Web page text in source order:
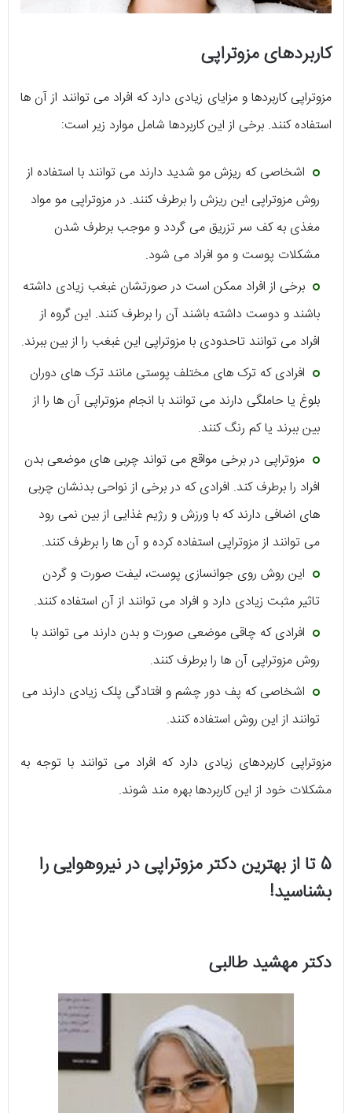
کاربردهای مزوتراپی
مزوتراپی کاربردها و مزایای زیادی دارد که افراد می توانند از آن ها
استفاده کنند. برخی از این کاربردها شامل موارد زیر است:
اشخاصی که ریزش مو شدید دارند می توانند با استفاده از
روش مزوتراپی این ریزش را برطرف کنند. در مزوتراپی مو مواد
مغذی به کف سر تزریق می گردد و موجب برطرف شدن
مشکلات پوست و مو افراد می شود.
برخی از افراد ممکن است در صورتشان غبغب زیادی داشته
باشند و دوست داشته باشند آن را برطرف کنند. این گروه از
افراد می توانند تاحدودی با مزوتراپی این غبغب را از بین ببرند.
افرادی که ترک های مختلف پوستی مانند ترک های دوران
بلوغ یا حاملگی دارند می توانند با انجام مزوتراپی آن ها را از
بین ببرند یا کم رنگ کنند.
مزوتراپی در برخی مواقع می تواند چربی های موضعی بدن
افراد را برطرف کند. افرادی که در برخی از نواحی بدنشان چربی
های اضافی دارند که با ورزش و رژیم غذایی از بین نمی رود
می توانند از مزوتراپی استفاده کرده و آن ها را برطرف کنند.
این روش روی جوانسازی پوست، لیفت صورت و گردن
تاثیر مثبت زیادی دارد و افراد می توانند از آن استفاده کنند.
افرادی که چاقی موضعی صورت و بدن دارند می توانند با
روش مزوتراپی آن ها را برطرف کنند.
اشخاصی که پف دور چشم و افتادگی پلک زیادی دارند می
توانند از این روش استفاده کنند.
مزوتراپی کاربردهای زیادی دارد که افراد می توانند با توجه به
مشکلات خود از این کاربردها بهره مند شوند.
5 تا از بهترین دکتر مزوتراپی در نیروهوایی را
بشناسید!
دکتر مهشید طالبی